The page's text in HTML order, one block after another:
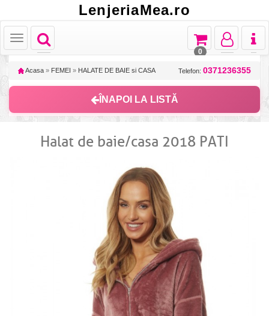
LenjeriaMea.ro
Toggle
navigation
Toggle
Toggle
navigation
Toggle
navigation
Toggle
navigation
0
Acasa » FEMEI » HALATE DE BAIE si CASA Telefon: 0371236355
ÎNAPOI LA LISTĂ
Halat de baie/casa 2018 PATI